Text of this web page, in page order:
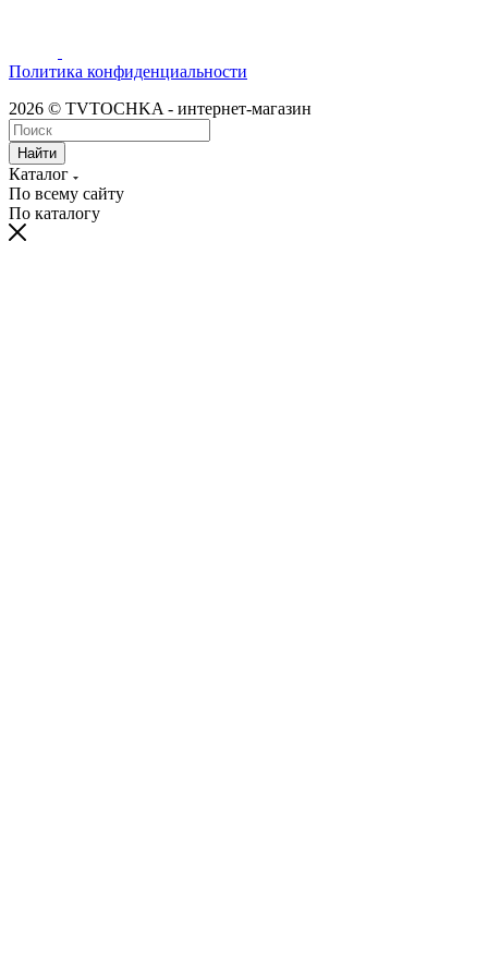
Политика конфиденциальности
2026 © TVTOCHKA - интернет-магазин
Найти
Каталог
По всему сайту
По каталогу